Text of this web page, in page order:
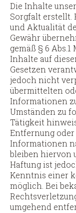
Die Inhalte
Sorgfalt erstellt.
und Aktualität
Gewähr
gemäß § 6 Abs.1
Inhalte auf
Gesetzen
jedoch nicht
übermittelten
Informationen
Umständen zu
Tätigkeit
Entfernung
Informationen
bleiben hiervon
Haftung ist
Kenntnis einer
möglich. Bei
umgehend